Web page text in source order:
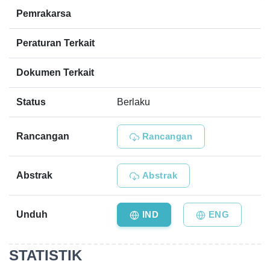
Pemrakarsa
Peraturan Terkait
Dokumen Terkait
Status Berlaku
Rancangan Rancangan
Abstrak Abstrak
Unduh IND ENG
STATISTIK